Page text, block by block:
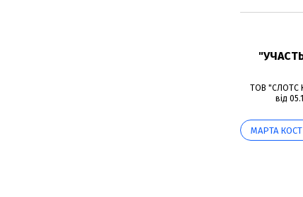
ТОВ "СЛОТС
від
МАРТА